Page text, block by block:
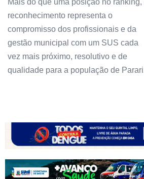
Mais do que uma posição no ranking,
reconhecimento representa o
compromisso dos profissionais e da
gestão municipal com um SUS cada
vez mais próximo, resolutivo e de
qualidade para a população de